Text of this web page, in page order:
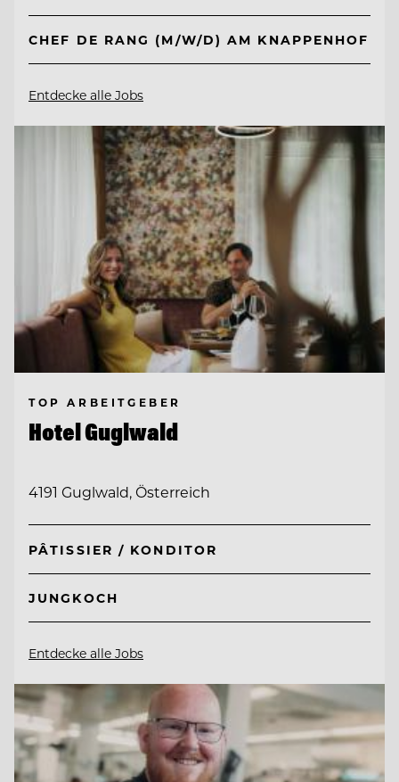
CHEF DE RANG (M/W/D) AM KNAPPENHOF
Entdecke alle Jobs
TOP ARBEITGEBER
Hotel Guglwald
4191 Guglwald, Österreich
PÂTISSIER / KONDITOR
JUNGKOCH
Entdecke alle Jobs